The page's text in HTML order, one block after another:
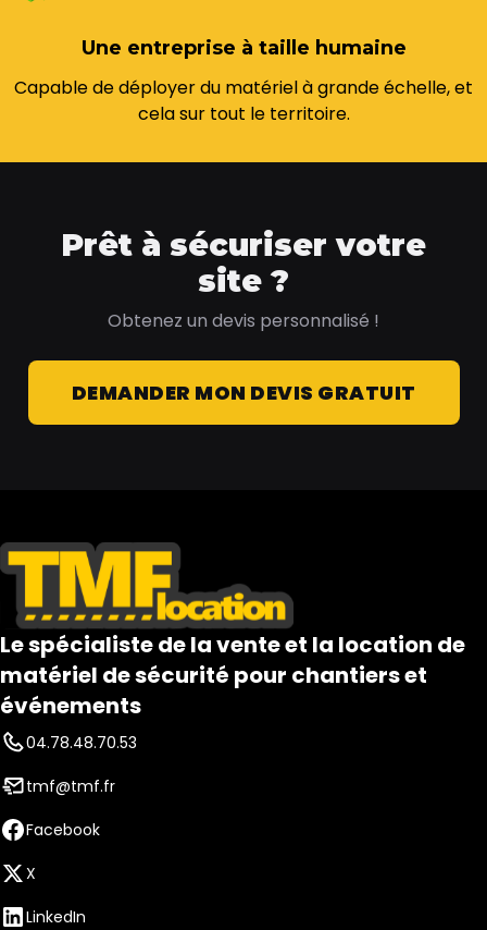
Une entreprise à taille humaine
Capable de déployer du matériel à grande échelle, et
cela sur tout le territoire.
Prêt à sécuriser votre
site ?
Obtenez un devis personnalisé !
DEMANDER MON DEVIS GRATUIT
Le spécialiste de la vente et la location de
matériel de sécurité pour chantiers et
événements
04.78.48.70.53
tmf@tmf.fr
Facebook
X
LinkedIn